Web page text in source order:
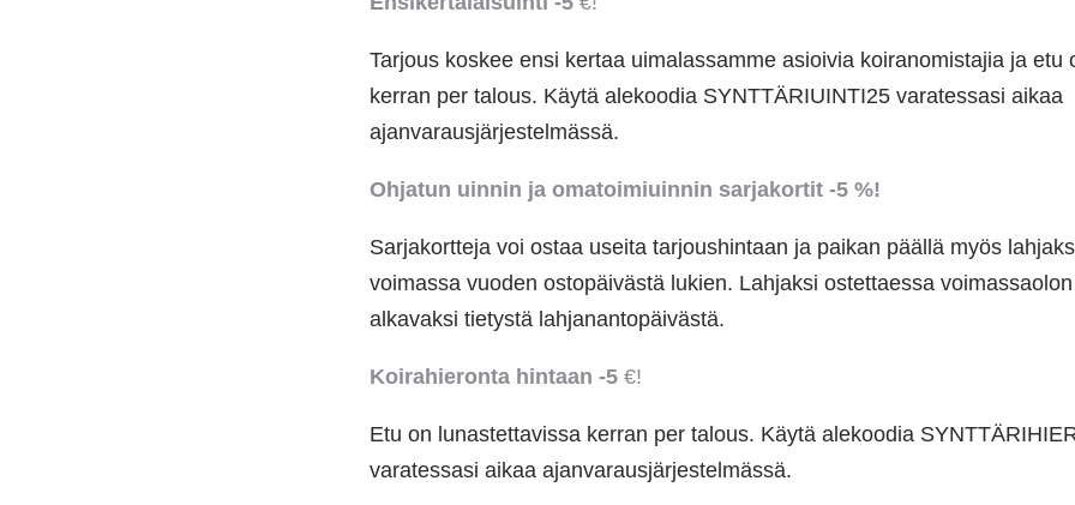
Tarjous koskee ensi kertaa uimalassamme asioivia koiranomistajia ja etu
kerran per talous. Käytä alekoodia SYNTTÄRIUINTI25 varatessasi aikaa
ajanvarausjärjestelmässä.
Ohjatun uinnin ja omatoimiuinnin sarjakortit -5 %!
Sarjakortteja voi ostaa useita tarjoushintaan ja paikan päällä myös
voimassa vuoden ostopäivästä lukien. Lahjaksi ostettaessa
alkavaksi tietystä lahjanantopäivästä.
Koirahieronta hintaan -5€!
Etu on lunastettavissa kerran per talous. Käytä alekoodia
varatessasi aikaa ajanvarausjärjestelmässä.